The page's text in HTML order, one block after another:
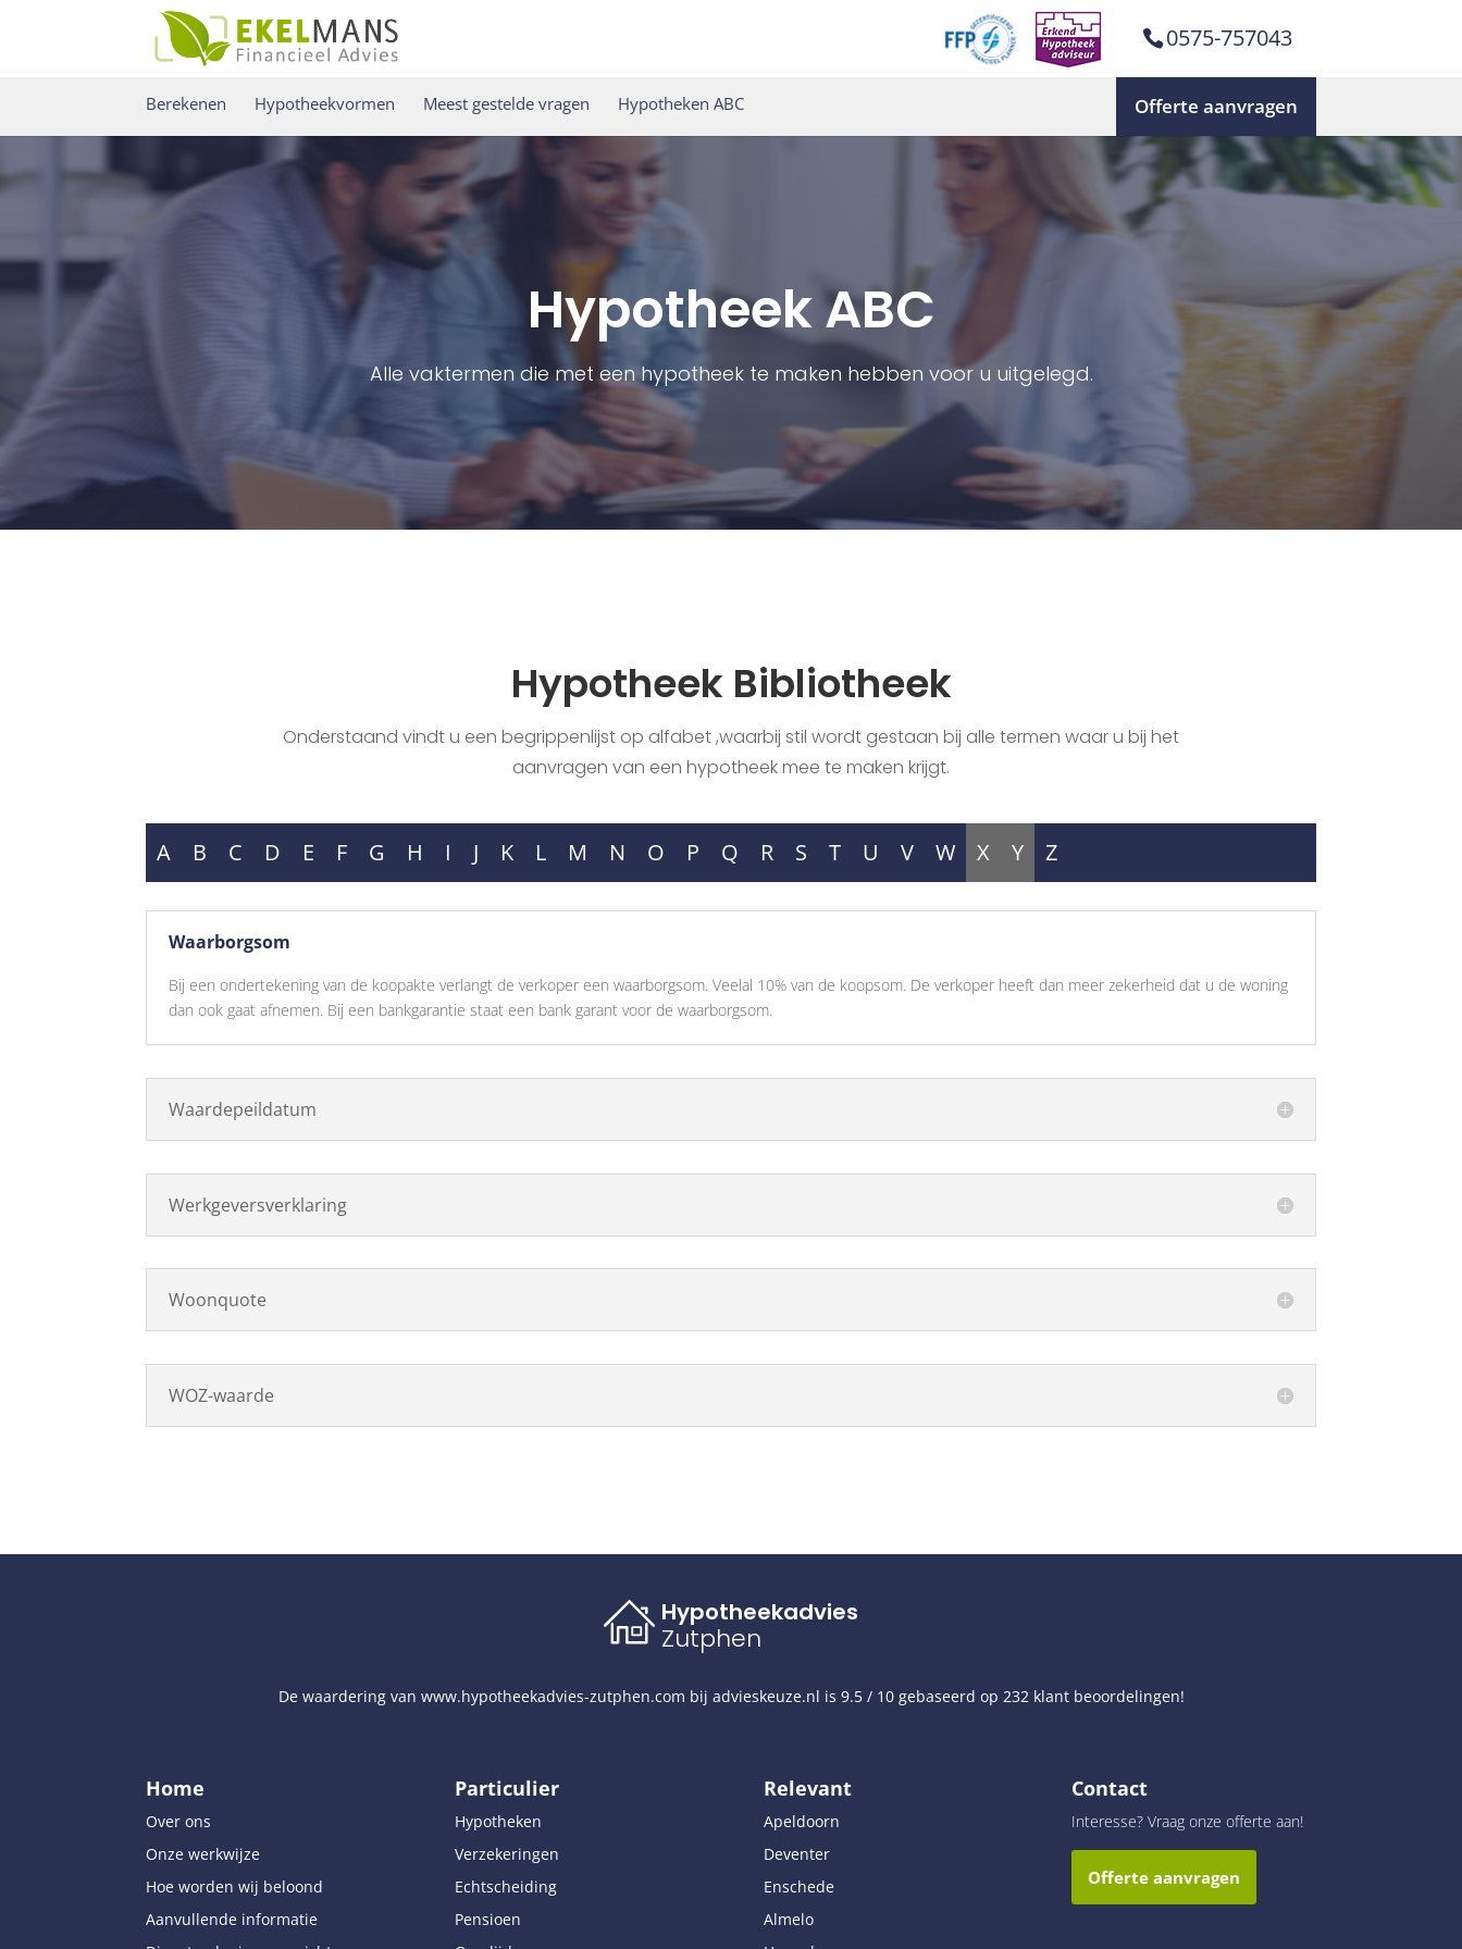
0575-757043
Berekenen Hypotheekvormen Meest gestelde vragen Hypotheken ABC Offerte aanvragen
Hypotheek ABC
Alle vaktermen die met een hypotheek te maken hebben voor u uitgelegd.
Hypotheek Bibliotheek
Onderstaand vindt u een begrippenlijst op alfabet ,waarbij stil wordt gestaan bij alle termen waar u bij het
aanvragen van een hypotheek mee te maken krijgt.
A B C D E F G H I J K L M N O P Q R S T U V W X Y Z
Waarborgsom
Bij een ondertekening van de koopakte verlangt de verkoper een waarborgsom. Veelal 10% van de koopsom. De verkoper heeft dan meer zekerheid dat u de woning
dan ook gaat afnemen. Bij een bankgarantie staat een bank garant voor de waarborgsom.
Waardepeildatum
Werkgeversverklaring
Woonquote
WOZ-waarde
Hypotheekadvies
Zutphen
De waardering van www.hypotheekadvies-zutphen.com bij advieskeuze.nl is 9.5/ 10gebaseerd op 232 klant beoordelingen!
Home
Over ons
Onze werkwijze
Hoe worden wij beloond
Aanvullende informatie
Particulier
Hypotheken
Verzekeringen
Echtscheiding
Pensioen
Relevant
Apeldoorn
Deventer
Enschede
Almelo
Contact
Interesse? Vraag onze offerte aan!
Offerte aanvragen